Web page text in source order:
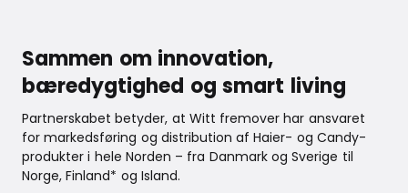
Sammen om innovation,
bæredygtighed og smart living
Partnerskabet betyder, at Witt fremover har ansvaret
for markedsføring og distribution af Haier- og Candy-
produkter i hele Norden – fra Danmark og Sverige til
Norge, Finland* og Island.